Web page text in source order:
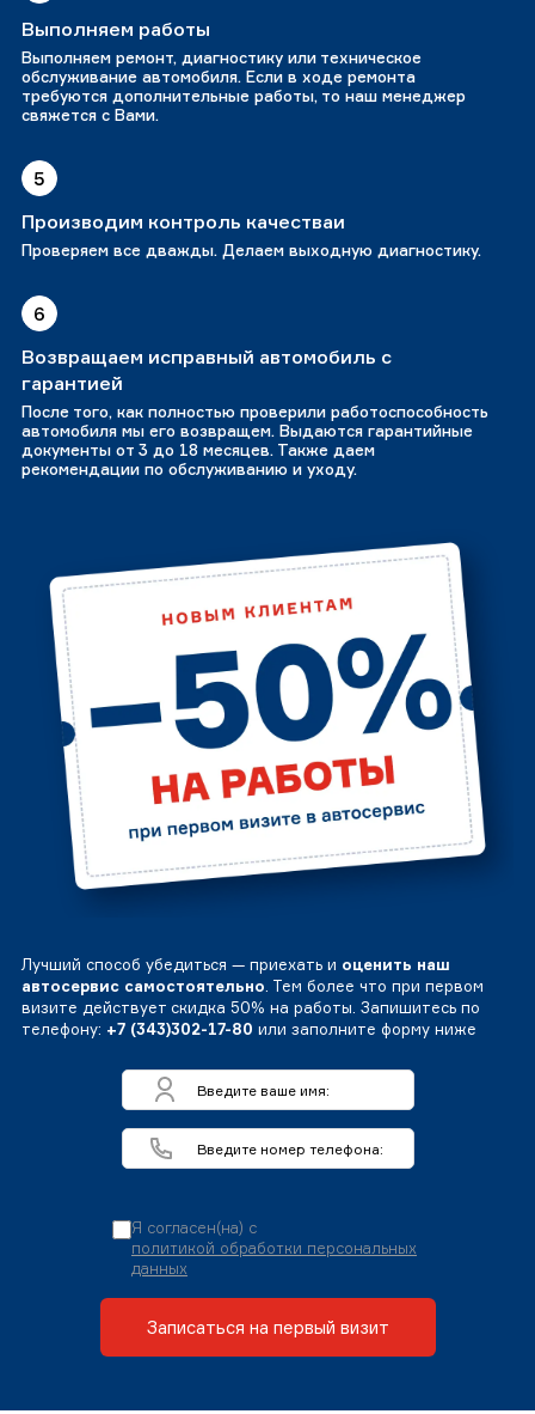
Выполняем работы
Выполняем ремонт, диагностику или техническое
обслуживание автомобиля. Если в ходе ремонта
требуются дополнительные работы, то наш менеджер
свяжется с Вами.
5
Производим контроль качестваи
Проверяем все дважды. Делаем выходную диагностику.
6
Возвращаем исправный автомобиль с
гарантией
После того, как полностью проверили работоспособность
автомобиля мы его возвращем. Выдаются гарантийные
документы от 3 до 18 месяцев. Также даем
рекомендации по обслуживанию и уходу.
Лучший способ убедиться — приехать и оценить наш
автосервис самостоятельно. Тем более что при первом
визите действует скидка 50% на работы. Запишитесь по
телефону: +7 (343)302-17-80 или заполните форму ниже
Я согласен(на) с
политикой обработки персональных
данных
Записаться на первый визит